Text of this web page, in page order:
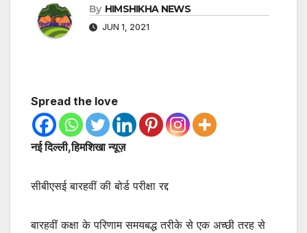
By HIMSHIKHA NEWS
JUN 1, 2021
Spread the love
नई दिल्ली,हिमशिखा न्यूज़
सीबीएसई बारहवीं की बोर्ड परीक्षा रद्द
बारहवीं कक्षा के परिणाम समयबद्ध तरीके से एक अच्छी तरह से